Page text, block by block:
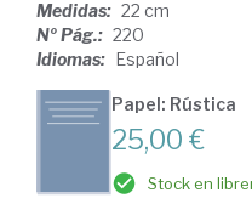
Medidas: 22 cm
Nº Pág.: 220
Idiomas: Español
Papel: Rústica
25,00 €
Stock en